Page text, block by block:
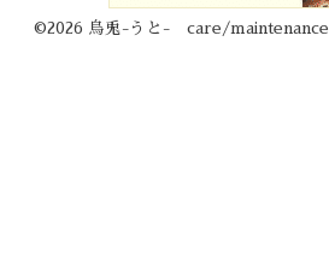
©2026 烏兎-うと- care/maintenance